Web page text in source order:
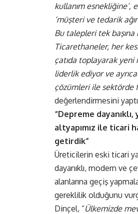
kullanım esnekliğine’,
‘müşteri ve tedarik
Bu talepleri tek başına
Ticarethaneler, her
çatıda toplayarak yeni
liderlik ediyor ve
çözümleri ile sektörde
değerlendirmesini
“Depreme dayanıklı,
altyapımız ile ticari
getirdik”
Üreticilerin eski ticari
dayanıklı, modern ve
alanlarına geçiş
gereklilik olduğunu
Dinçel, “Ülkemizde